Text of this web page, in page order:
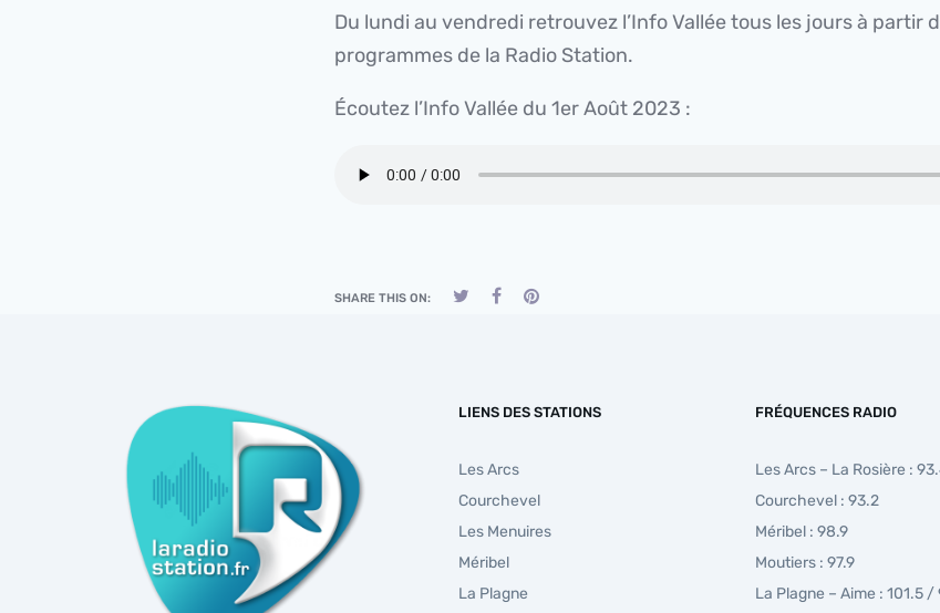
Du lundi au vendredi retrouvez l’Info Vallée tous les jours à partir
programmes de la Radio Station.
Écoutez l’Info Vallée du 1er Août 2023 :
SHARE THIS ON:
LIENS DES STATIONS
Les Arcs
Courchevel
Les Menuires
Méribel
La Plagne
FRÉQUENCES RADIO
Les Arcs – La Rosière :
Courchevel : 93.2
Méribel : 98.9
Moutiers : 97.9
La Plagne – Aime : 101.5 /